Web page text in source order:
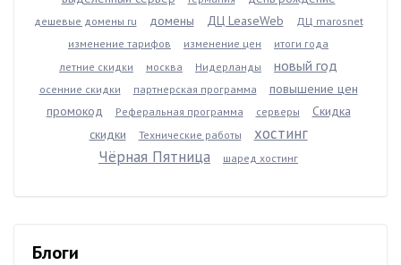
дешевые домены ru домены ДЦ LeaseWeb
ДЦ marosnet
изменение тарифов
изменение цен
итоги года
летние скидки
москва Нидерланды новый год
осенние скидки партнерская программа
повышение цен
промокод
Реферальная программа серверы
Скидка
скидки
Технические работы
хостинг
Чёрная Пятница
шаред хостинг
Блоги